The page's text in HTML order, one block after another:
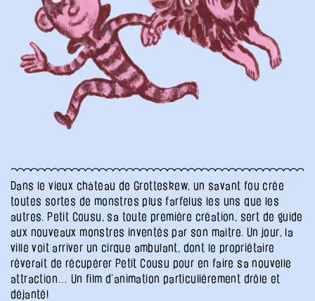
Dans le vieux château de Grotteskew, un savant fou crée
toutes sortes de monstres plus farfelus les uns que les
autres. Petit Cousu, sa toute première création, sert de guide
aux nouveaux monstres inventés par son maître. Un jour, la
ville voit arriver un cirque ambulant, dont le propriétaire
rêverait de récupérer Petit Cousu pour en faire sa nouvelle
attraction… Un film d’animation particulièrement drôle et
déjanté!